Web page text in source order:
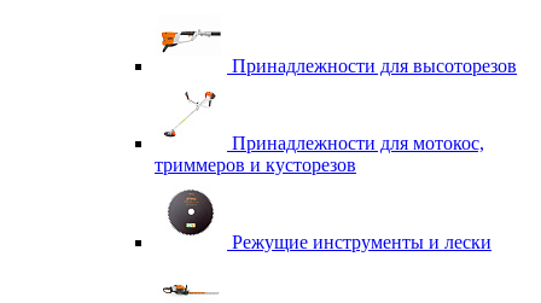
Принадлежности для высоторезов
Принадлежности для мотокос,
триммеров и кусторезов
Режущие инструменты и лески